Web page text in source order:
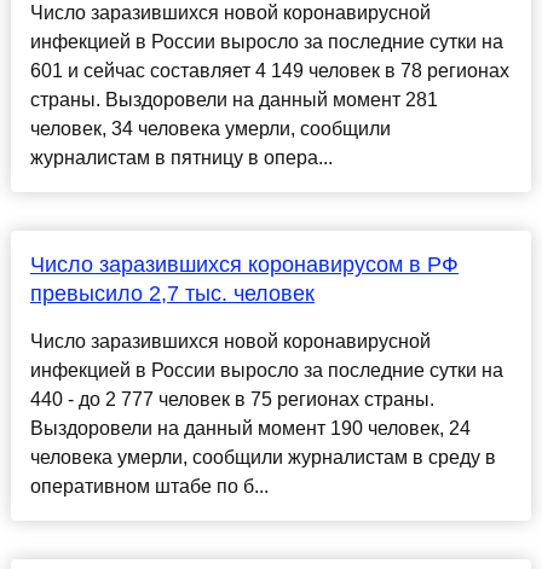
Число заразившихся новой коронавирусной
инфекцией в России выросло за последние сутки на
601 и сейчас составляет 4 149 человек в 78 регионах
страны. Выздоровели на данный момент 281
человек, 34 человека умерли, сообщили
журналистам в пятницу в опера...
Число заразившихся коронавирусом в РФ
превысило 2,7 тыс. человек
Число заразившихся новой коронавирусной
инфекцией в России выросло за последние сутки на
440 - до 2 777 человек в 75 регионах страны.
Выздоровели на данный момент 190 человек, 24
человека умерли, сообщили журналистам в среду в
оперативном штабе по б...